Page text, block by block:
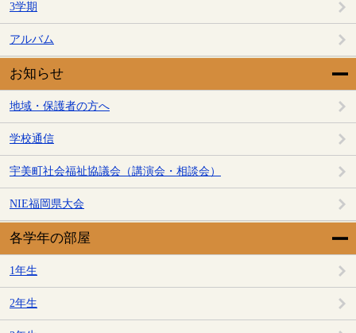
3学期
アルバム
お知らせ
地域・保護者の方へ
学校通信
宇美町社会福祉協議会（講演会・相談会）
NIE福岡県大会
各学年の部屋
1年生
2年生